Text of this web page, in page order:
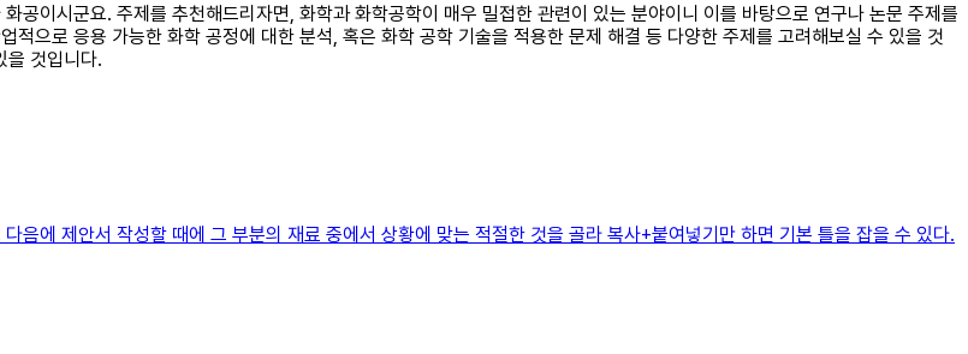
공이시군요. 주제를 추천해드리자면, 화학과 화학공학이 매우 밀접한 관련이 있는 분야이니 이를 바탕으로 연구나 논문 주제를
으로 응용 가능한 화학 공정에 대한 분석, 혹은 화학 공학 기술을 적용한 문제 해결 등 다양한 주제를 고려해보실 수 있을 것
을 것입니다.
음에 제안서 작성할 때에 그 부분의 재료 중에서 상황에 맞는 적절한 것을 골라 복사+붙여넣기만 하면 기본 틀을 잡을 수 있다.